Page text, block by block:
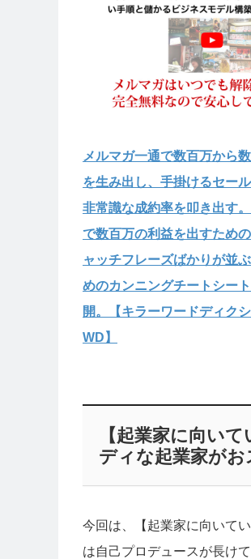
メルマガ一通で数百万から
を生み出し、手掛けるセー
非常識な成約率を叩き出す
で数百万の利益を出すため
ャッチフレーズばかりが並
めのカンニングチートシー
開。【キラーワードディク
WD】
【起業家に向い
ディな起業家がお
今回は、【起業家に向いてい
は自己プロデュースが長け